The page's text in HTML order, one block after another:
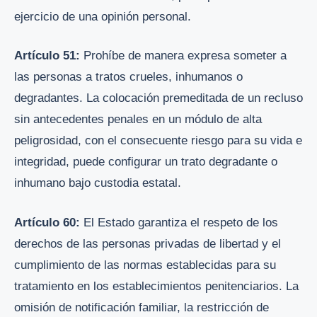
ejercicio de una opinión personal.
Artículo 51: Prohíbe de manera expresa someter a
las personas a tratos crueles, inhumanos o
degradantes. La colocación premeditada de un recluso
sin antecedentes penales en un módulo de alta
peligrosidad, con el consecuente riesgo para su vida e
integridad, puede configurar un trato degradante o
inhumano bajo custodia estatal.
Artículo 60: El Estado garantiza el respeto de los
derechos de las personas privadas de libertad y el
cumplimiento de las normas establecidas para su
tratamiento en los establecimientos penitenciarios. La
omisión de notificación familiar, la restricción de